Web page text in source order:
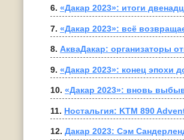
6. «Дакар 2023»: итоги
7. «Дакар 2023»: всё
8. АкваДакар: организаторы
9. «Дакар 2023»: конец эпохи
10. «Дакар 2023»: вновь
11. Ностальгия: KTM 890
12. Дакар 2023: Сэм